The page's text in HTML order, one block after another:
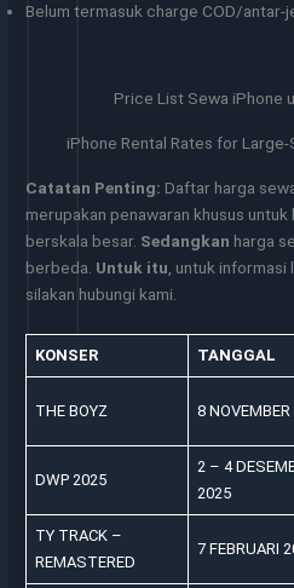
Belum termasuk charge COD/
Price List Sewa iPhone
iPhone Rental Rates for
Catatan Penting: Daftar harga
merupakan penawaran khusus
berskala besar. Sedangkan harga
berbeda. Untuk itu, untuk informasi
silakan hubungi kami.
KONSER TANGGAL
THE BOYZ 8
DWP 2025
2 – 4
2025
TY TRACK –
REMASTERED
7 FEBRUARI